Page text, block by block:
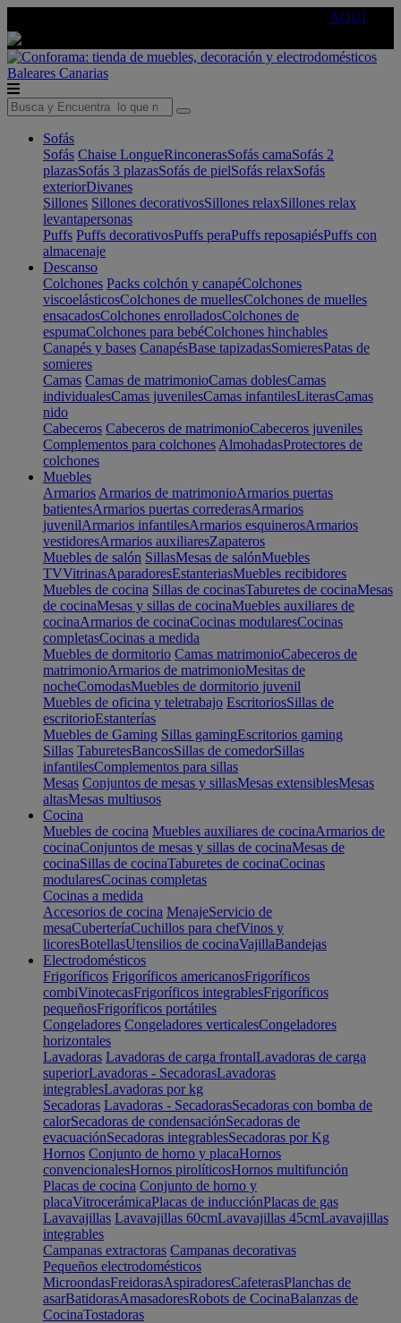
AQUÍ
Baleares Canarias
Sofás
Sofás Chaise LongueRinconerasSofás camaSofás 2
plazasSofás 3 plazasSofás de pielSofás relaxSofás
exteriorDivanes
Sillones Sillones decorativosSillones relaxSillones relax
levantapersonas
Puffs Puffs decorativosPuffs peraPuffs reposapiésPuffs con
almacenaje
Descanso
Colchones Packs colchón y canapéColchones
viscoelásticosColchones de muellesColchones de muelles
ensacadosColchones enrolladosColchones de
espumaColchones para bebéColchones hinchables
Canapés y bases CanapésBase tapizadasSomieresPatas de
somieres
Camas Camas de matrimonioCamas doblesCamas
individualesCamas juvenilesCamas infantilesLiterasCamas
nido
Cabeceros Cabeceros de matrimonioCabeceros juveniles
Complementos para colchones AlmohadasProtectores de
colchones
Muebles
Armarios Armarios de matrimonioArmarios puertas
batientesArmarios puertas correderasArmarios
juvenilArmarios infantilesArmarios esquinerosArmarios
vestidoresArmarios auxiliaresZapateros
Muebles de salón SillasMesas de salónMuebles
TVVitrinasAparadoresEstanteriasMuebles recibidores
Muebles de cocina Sillas de cocinasTaburetes de cocinaMesas
de cocinaMesas y sillas de cocinaMuebles auxiliares de
cocinaArmarios de cocinaCocinas modularesCocinas
completasCocinas a medida
Muebles de dormitorio Camas matrimonioCabeceros de
matrimonioArmarios de matrimonioMesitas de
nocheComodasMuebles de dormitorio juvenil
Muebles de oficina y teletrabajo EscritoriosSillas de
escritorioEstanterías
Muebles de Gaming Sillas gamingEscritorios gaming
Sillas TaburetesBancosSillas de comedorSillas
infantilesComplementos para sillas
Mesas Conjuntos de mesas y sillasMesas extensiblesMesas
altasMesas multiusos
Cocina
Muebles de cocina Muebles auxiliares de cocinaArmarios de
cocinaConjuntos de mesas y sillas de cocinaMesas de
cocinaSillas de cocinaTaburetes de cocinaCocinas
modularesCocinas completas
Cocinas a medida
Accesorios de cocina MenajeServicio de
mesaCuberteríaCuchillos para chefVinos y
licoresBotellasUtensilios de cocinaVajillaBandejas
Electrodomésticos
Frigoríficos Frigoríficos americanosFrigoríficos
combiVinotecasFrigoríficos integrablesFrigoríficos
pequeñosFrigoríficos portátiles
Congeladores Congeladores verticalesCongeladores
horizontales
Lavadoras Lavadoras de carga frontalLavadoras de carga
superiorLavadoras - SecadorasLavadoras
integrablesLavadoras por kg
Secadoras Lavadoras - SecadorasSecadoras con bomba de
calorSecadoras de condensaciónSecadoras de
evacuaciónSecadoras integrablesSecadoras por Kg
Hornos Conjunto de horno y placaHornos
convencionalesHornos pirolíticosHornos multifunción
Placas de cocina Conjunto de horno y
placaVitrocerámicaPlacas de inducciónPlacas de gas
Lavavajillas Lavavajillas 60cmLavavajillas 45cmLavavajillas
integrables
Campanas extractoras Campanas decorativas
Pequeños electrodomésticos
MicroondasFreidorasAspiradoresCafeterasPlanchas de
asarBatidorasAmasadoresRobots de CocinaBalanzas de
CocinaTostadoras